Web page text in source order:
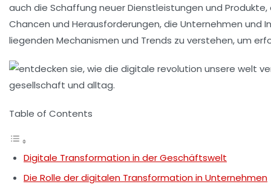
auch die Schaffung neuer Dienstleistungen und
Chancen und Herausforderungen, die Unternehmen und
liegenden Mechanismen und Trends zu verstehen, um
Table of Contents
Digitale Transformation in der Geschäftswelt
Die Rolle der digitalen Transformation in Unternehmen